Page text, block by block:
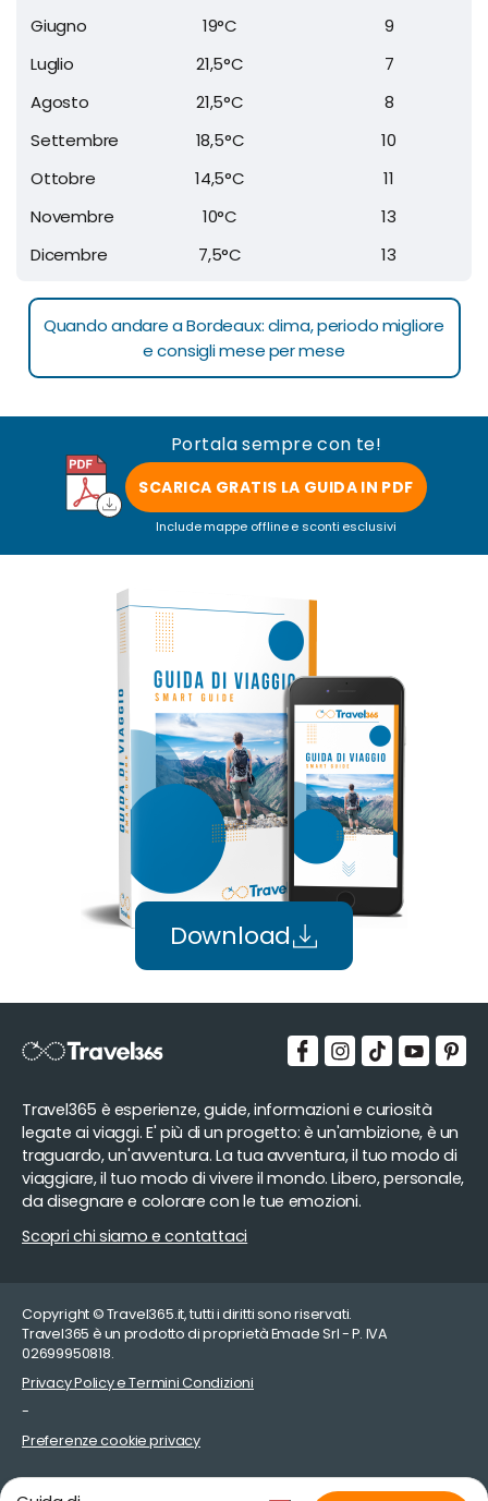
Giugno
19°C
9
Luglio
21,5°C
7
Agosto
21,5°C
8
Settembre
18,5°C
10
Ottobre
14,5°C
11
Novembre
10°C
13
Dicembre
7,5°C 13
Quando andare a Bordeaux: clima, periodo migliore
e consigli mese per mese
Portala sempre con te!
SCARICA GRATIS LA GUIDA IN PDF
Include mappe offline e sconti esclusivi
Download
Travel365 è esperienze, guide, informazioni e curiosità
legate ai viaggi. E' più di un progetto: è un'ambizione, è un
traguardo, un'avventura. La tua avventura, il tuo modo di
viaggiare, il tuo modo di vivere il mondo. Libero, personale,
da disegnare e colorare con le tue emozioni.
Scopri chi siamo e contattaci
Copyright © Travel365.it, tutti i diritti sono riservati.
Travel365 è un prodotto di proprietà Emade Srl - P. IVA
02699950818.
Privacy Policy e Termini Condizioni
-
Preferenze cookie privacy